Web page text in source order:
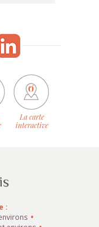
La carte
interactive
: